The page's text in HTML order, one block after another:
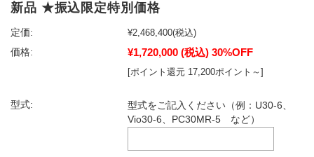
新品 ★振込限定特別価格
定価: ¥2,468,400(税込)
価格:
¥1,720,000 (税込) 30%OFF
[ポイント還元 17,200ポイント～]
型式:
型式をご記入ください（例：U30-6、
Vio30-6、PC30MR-5 など）